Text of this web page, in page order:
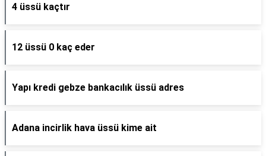
4 üssü kaçtır
12 üssü 0 kaç eder
Yapı kredi gebze bankacılık üssü adres
Adana incirlik hava üssü kime ait